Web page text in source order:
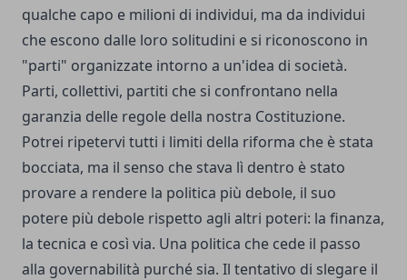
qualche capo e milioni di individui, ma da individui
che escono dalle loro solitudini e si riconoscono in
"parti" organizzate intorno a un'idea di società.
Parti, collettivi, partiti che si confrontano nella
garanzia delle regole della nostra Costituzione.
Potrei ripetervi tutti i limiti della riforma che è stata
bocciata, ma il senso che stava lì dentro è stato
provare a rendere la politica più debole, il suo
potere più debole rispetto agli altri poteri: la finanza,
la tecnica e così via. Una politica che cede il passo
alla governabilità purché sia. Il tentativo di slegare il